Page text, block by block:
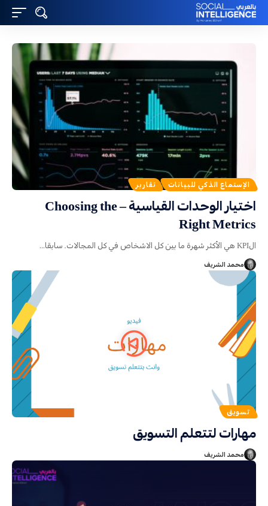
الإستماع الذكي للبيانات تقارير
اختيار الوحدات القياسية – Choosing the
Right Metrics
الKPI هي الأكثر شهرة ما بين كل الاشخاص في كل المجالات. سابقا …
محمد الشريف
تسويق
مهارات لتتعلم التسويق
محمد الشريف